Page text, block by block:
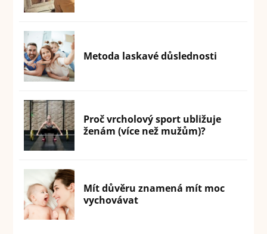
Metoda laskavé důslednosti
Proč vrcholový sport ubližuje
ženám (více než mužům)?
Mít důvěru znamená mít moc
vychovávat